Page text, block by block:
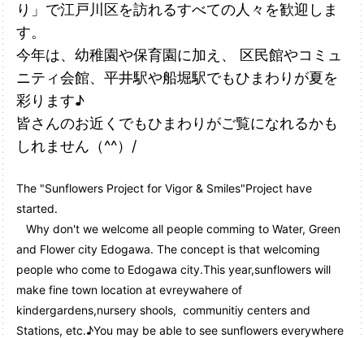
り」で江戸川区を訪れるすべての人々を歓迎しま
す。
今年は、幼稚園や保育園に加え、 区民館やコミュ
ニティ会館、平井駅や船堀駅でもひまわりが夏を
彩ります♪
皆さんのお近くでもひまわりがご覧になれるかも
しれません（^^）/
The "Sunflowers Project for Vigor & Smiles"Project have
started.
Why don't we welcome all people comming to Water, Green
and Flower city Edogawa. The concept is that welcoming
people who come to Edogawa city.This year,sunflowers will
make fine town location at evreywahere of
kindergardens,nursery shools, communitiy centers and
Stations, etc.♪You may be able to see sunflowers everywhere